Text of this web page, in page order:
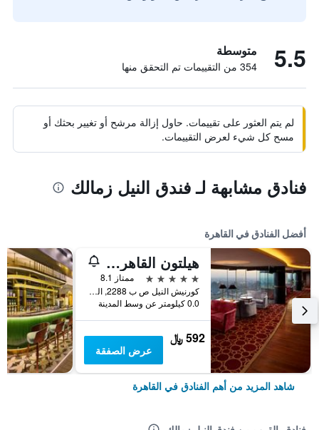
5.5 متوسطة
354 من التقييمات تم التحقق منها
لم يتم العثور على تقييمات. حاول إزالة مرشح أو تغيير بحثك أو
مسح كل شيء لعرض التقييمات.
فنادق مشابهة لـ فندق النيل زمالك
أفضل الفنادق في القاهرة
هيلتون القاهرة جراند نايل
5 نجوم
ممتاز 8.1
كورنيش النيل ص ب 2288, القاهرة, مصر
0.0 كيلومتر عن وسط المدينة
592 ﷼
عرض الصفقة
شاهد المزيد من أهم الفنادق في القاهرة